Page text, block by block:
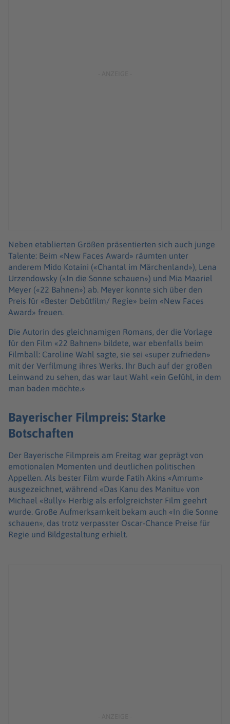
Neben etablierten Größen präsentierten sich auch junge
Talente: Beim «New Faces Award» räumten unter
anderem Mido Kotaini («Chantal im Märchenland»), Lena
Urzendowsky («In die Sonne schauen») und Mia Maariel
Meyer («22 Bahnen») ab. Meyer konnte sich über den
Preis für «Bester Debütfilm/ Regie» beim «New Faces
Award» freuen.
Die Autorin des gleichnamigen Romans, der die Vorlage
für den Film «22 Bahnen» bildete, war ebenfalls beim
Filmball: Caroline Wahl sagte, sie sei «super zufrieden»
mit der Verfilmung ihres Werks. Ihr Buch auf der großen
Leinwand zu sehen, das war laut Wahl «ein Gefühl, in dem
man baden möchte.»
Bayerischer Filmpreis: Starke
Botschaften
Der Bayerische Filmpreis am Freitag war geprägt von
emotionalen Momenten und deutlichen politischen
Appellen. Als bester Film wurde Fatih Akins «Amrum»
ausgezeichnet, während «Das Kanu des Manitu» von
Michael «Bully» Herbig als erfolgreichster Film geehrt
wurde. Große Aufmerksamkeit bekam auch «In die Sonne
schauen», das trotz verpasster Oscar-Chance Preise für
Regie und Bildgestaltung erhielt.